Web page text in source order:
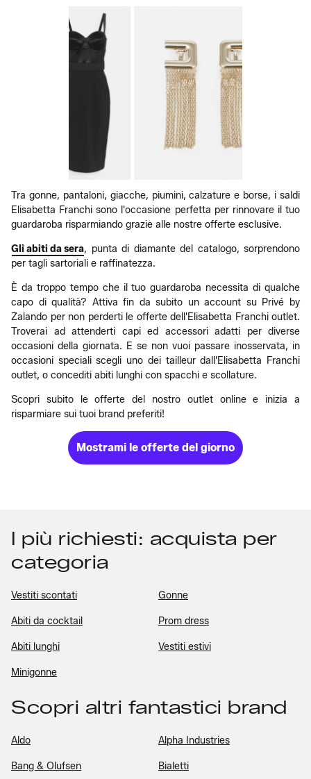
Tra gonne, pantaloni, giacche, piumini, calzature e borse, i saldi
Elisabetta Franchi sono l'occasione perfetta per rinnovare il tuo
guardaroba risparmiando grazie alle nostre offerte esclusive.
Gli abiti da sera, punta di diamante del catalogo, sorprendono
per tagli sartoriali e raffinatezza.
È da troppo tempo che il tuo guardaroba necessita di qualche
capo di qualità? Attiva fin da subito un account su Privé by
Zalando per non perderti le offerte dell'Elisabetta Franchi outlet.
Troverai ad attenderti capi ed accessori adatti per diverse
occasioni della giornata. E se non vuoi passare inosservata, in
occasioni speciali scegli uno dei tailleur dall'Elisabetta Franchi
outlet, o concediti abiti lunghi con spacchi e scollature.
Scopri subito le offerte del nostro outlet online e inizia a
risparmiare sui tuoi brand preferiti!
Mostrami le offerte del giorno
I più richiesti: acquista per
categoria
Vestiti scontati Gonne
Abiti da cocktail Prom dress
Abiti lunghi Vestiti estivi
Minigonne
Scopri altri fantastici brand
Aldo Alpha Industries
Bang & Olufsen Bialetti